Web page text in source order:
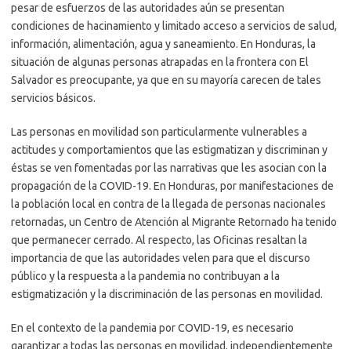
pesar de esfuerzos de las autoridades aún se presentan
condiciones de hacinamiento y limitado acceso a servicios de salud,
información, alimentación, agua y saneamiento. En Honduras, la
situación de algunas personas atrapadas en la frontera con El
Salvador es preocupante, ya que en su mayoría carecen de tales
servicios básicos.
Las personas en movilidad son particularmente vulnerables a
actitudes y comportamientos que las estigmatizan y discriminan y
éstas se ven fomentadas por las narrativas que les asocian con la
propagación de la COVID-19. En Honduras, por manifestaciones de
la población local en contra de la llegada de personas nacionales
retornadas, un Centro de Atención al Migrante Retornado ha tenido
que permanecer cerrado. Al respecto, las Oficinas resaltan la
importancia de que las autoridades velen para que el discurso
público y la respuesta a la pandemia no contribuyan a la
estigmatización y la discriminación de las personas en movilidad.
En el contexto de la pandemia por COVID-19, es necesario
garantizar a todas las personas en movilidad, independientemente